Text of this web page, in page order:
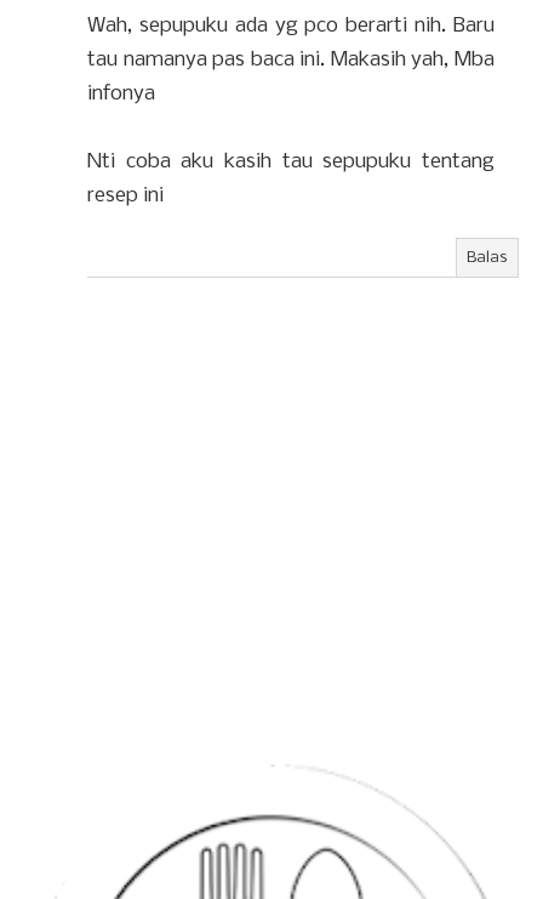
Wah, sepupuku ada yg pco berarti nih. Baru
tau namanya pas baca ini. Makasih yah, Mba
infonya
Nti coba aku kasih tau sepupuku tentang
resep ini
Balas